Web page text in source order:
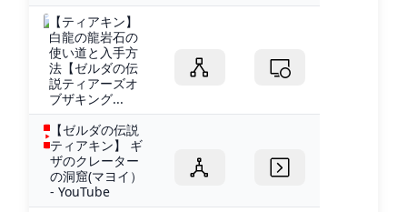
【ティアキン】
白龍の龍岩石の
使い道と入手方
法【ゼルダの伝
説ティアーズオ
ブザキング...
【ゼルダの伝説
ティアキン】 ギ
ザのクレーター
の洞窟(マヨイ）
- YouTube